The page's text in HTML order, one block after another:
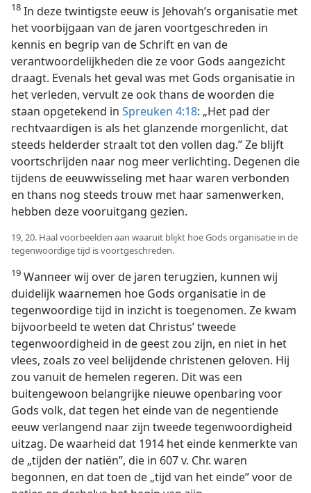
18 In deze twintigste eeuw is Jehovah’s organisatie met
het voorbijgaan van de jaren voortgeschreden in
kennis en begrip van de Schrift en van de
verantwoordelijkheden die ze voor Gods aangezicht
draagt. Evenals het geval was met Gods organisatie in
het verleden, vervult ze ook thans de woorden die
staan opgetekend in Spreuken 4:18: „Het pad der
rechtvaardigen is als het glanzende morgenlicht, dat
steeds helderder straalt tot den vollen dag.” Ze blijft
voortschrijden naar nog meer verlichting. Degenen die
tijdens de eeuwwisseling met haar waren verbonden
en thans nog steeds trouw met haar samenwerken,
hebben deze vooruitgang gezien.
19, 20. Haal voorbeelden aan waaruit blijkt hoe Gods organisatie in de
tegenwoordige tijd is voortgeschreden.
19 Wanneer wij over de jaren terugzien, kunnen wij
duidelijk waarnemen hoe Gods organisatie in de
tegenwoordige tijd in inzicht is toegenomen. Ze kwam
bijvoorbeeld te weten dat Christus’ tweede
tegenwoordigheid in de geest zou zijn, en niet in het
vlees, zoals zo veel belijdende christenen geloven. Hij
zou vanuit de hemelen regeren. Dit was een
buitengewoon belangrijke nieuwe openbaring voor
Gods volk, dat tegen het einde van de negentiende
eeuw verlangend naar zijn tweede tegenwoordigheid
uitzag. De waarheid dat 1914 het einde kenmerkte van
de „tijden der natiën”, die in 607 v. Chr. waren
begonnen, en dat toen de „tijd van het einde” voor de